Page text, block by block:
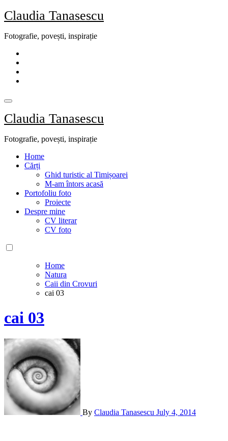
Skip
to
Claudia Tanasescu
Fotografie, povești, inspirație
Claudia Tanasescu
Fotografie, povești, inspirație
Home
Cărți
Ghid turistic al Timișoarei
M-am întors acasă
Portofoliu foto
Proiecte
Despre mine
CV literar
CV foto
Home
Natura
Caii din Crovuri
cai 03
cai 03
By Claudia Tanasescu July 4, 2014